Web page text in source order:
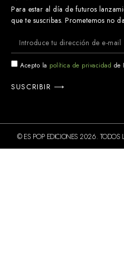
Para estar al día de futuros
que te suscribas. Prometemos no
Acepto la política de privacidad de
SUSCRIBIR ⟶
© ES POP EDICIONES 2026. TODOS